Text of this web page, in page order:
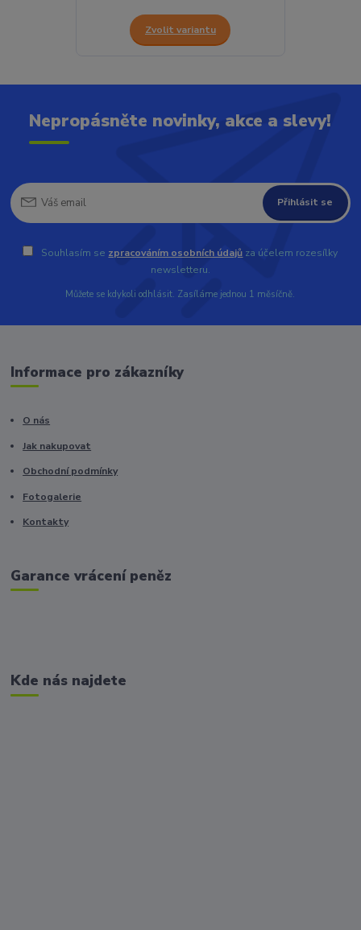
Zvolit variantu
Nepropásněte novinky, akce a slevy!
Přihlásit se
Souhlasím se zpracováním osobních údajů za účelem rozesílky
newsletteru.
Můžete se kdykoli odhlásit. Zasíláme jednou 1 měsíčně.
Informace pro zákazníky
O nás
Jak nakupovat
Obchodní podmínky
Fotogalerie
Kontakty
Garance vrácení peněz
Kde nás najdete